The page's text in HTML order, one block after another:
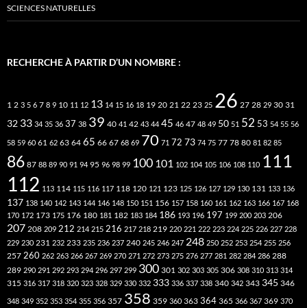
SCIENCES NATURELLES
RECHERCHE À PARTIR D’UN NOMBRE :
1 2 3 5 6 7 8 9 10 11 12 13 14 15 16 18 19 20 21 22 23 25 26 27 28 29 30 31
32 33 34 35 36 37 38 39 40 41 42 43 44 45 46 47 48 49 50 51 52 53 54 55 56
58 59 60 61 62 63 64 65 66 67 68 69 70 71 72 73 74 75 77 78 80 81 82 85
86 87 88 89 90 91 94 95 96 98 99 100 101 102 104 105 106 108 110 111
112 113 114 115 116 117 118 120 121 123 125 126 127 129 130 131 133 136
137 138 140 142 143 144 146 148 150 151 156 157 158 160 161 162 163 166 167 168
170 172 173 175 176 180 181 182 183 184 186 193 196 197 199 200 203 206
207 208 209 212 214 215 216 217 218 219 220 221 222 223 224 225 226 227 228
229 230 231 232 233 235 236 237 240 245 246 247 248 250 252 253 254 255 256
257 260 262 263 266 267 269 270 271 272 273 275 276 277 281 282 284 286 288
289 290 291 292 293 294 296 297 299 300 301 302 303 305 306 308 310 313 314
315 316 317 318 320 323 328 329 330 332 333 336 337 338 340 342 343 345 346
348 349 352 353 354 355 356 357 358 359 360 363 364 365 366 367 369 370